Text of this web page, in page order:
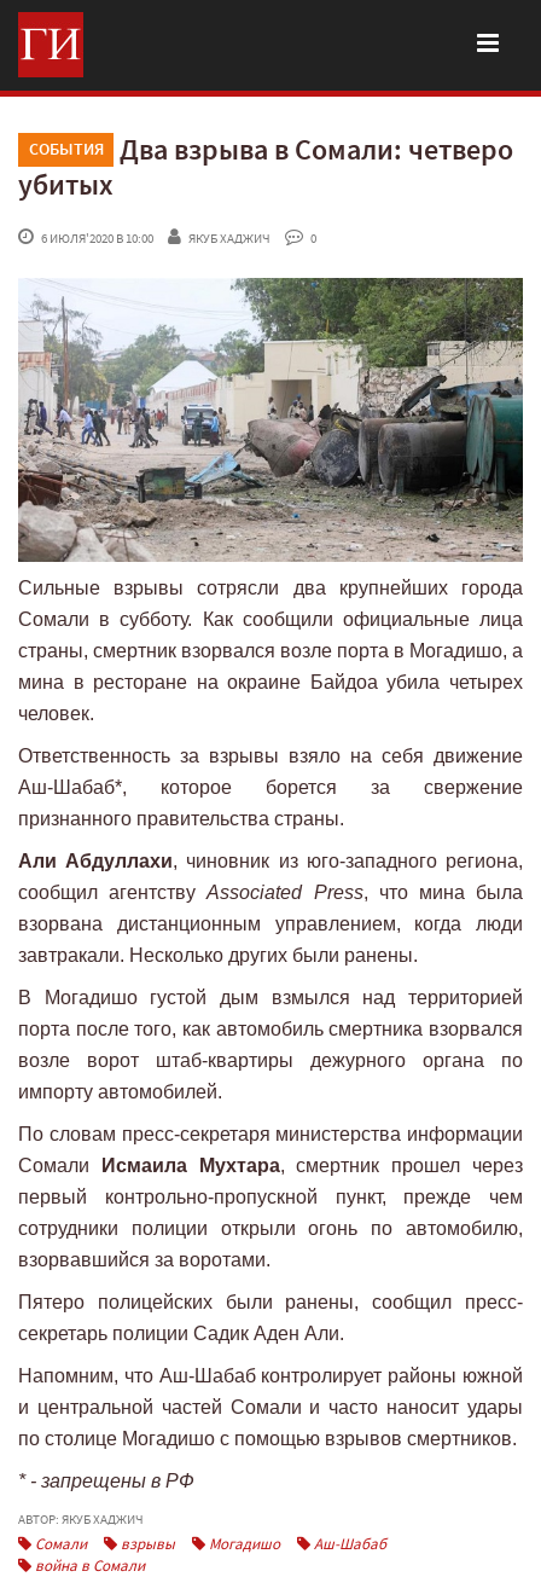
СОБЫТИЯ
Два взрыва в Сомали: четверо
убитых
6 ИЮЛЯ'2020 В 10:00 ЯКУБ ХАДЖИЧ 0
Сильные взрывы сотрясли два крупнейших города
Сомали в субботу. Как сообщили официальные лица
страны, смертник взорвался возле порта в Могадишо, а
мина в ресторане на окраине Байдоа убила четырех
человек.
Ответственность за взрывы взяло на себя движение
Аш-Шабаб*, которое борется за свержение
признанного правительства страны.
Али Абдуллахи, чиновник из юго-западного региона,
сообщил агентствуAssociated Press, что мина была
взорвана дистанционным управлением, когда люди
завтракали. Несколько других были ранены.
В Могадишо густой дым взмылся над территорией
порта после того, как автомобиль смертника взорвался
возле ворот штаб-квартиры дежурного органа по
импорту автомобилей.
По словам пресс-секретаря министерства информации
Сомали
Исмаила Мухтара, смертник прошел через
первый контрольно-пропускной пункт, прежде чем
сотрудники полиции открыли огонь по автомобилю,
взорвавшийся за воротами.
Пятеро полицейских были ранены, сообщил пресс-
секретарь полиции Садик Аден Али.
Напомним, что Аш-Шабаб контролирует районы южной
и центральной частей Сомали и часто наносит удары
по столице Могадишо с помощью взрывов смертников.
* - запрещены в РФ
АВТОР: ЯКУБ ХАДЖИЧ
Сомали взрывы Могадишо
Аш-Шабаб
война в Сомали